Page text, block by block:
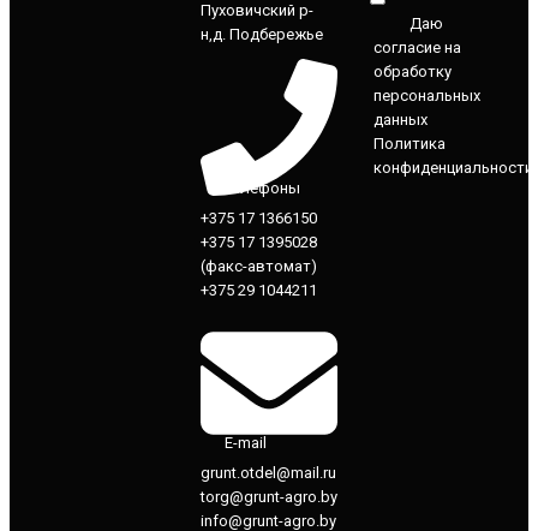
Пуховичский р-
н,д. Подбережье
Телефоны
+375 17 1366150
+375 17 1395028
(факс-автомат)
+375 29 1044211
E-mail
grunt.otdel@mail.ru
torg@grunt-agro.by
info@grunt-agro.by
Даю
согласие на
обработку
персональных
данных
Политика
конфиденциальности